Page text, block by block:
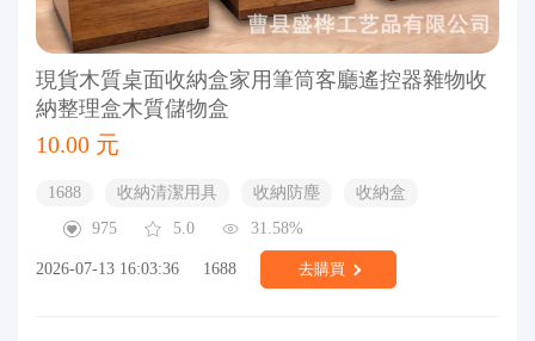
現貨木質桌面收納盒家用筆筒客廳遙控器雜物收
納整理盒木質儲物盒
10.00 元
1688 收納清潔用具 收納防塵
收納盒
975
5.0 31.58%
2026-07-13 16:03:36 1688 去購買